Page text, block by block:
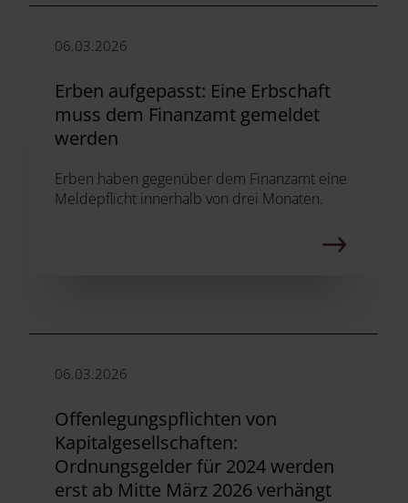
06.03.2026
Erben aufgepasst: Eine Erbschaft
muss dem Finanzamt gemeldet
werden
Erben haben gegenüber dem Finanzamt eine
Meldepflicht innerhalb von drei Monaten.
06.03.2026
Offenlegungspflichten von
Kapitalgesellschaften:
Ordnungsgelder für 2024 werden
erst ab Mitte März 2026 verhängt